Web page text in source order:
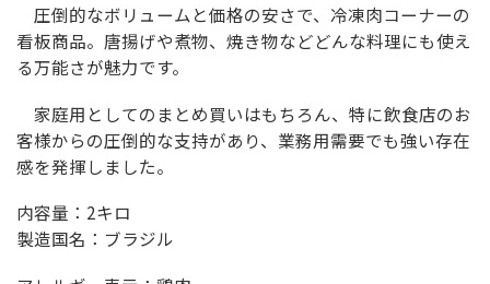
圧倒的なボリュームと価格の安さで、冷凍肉コーナーの
看板商品。唐揚げや煮物、焼き物などどんな料理にも使え
る万能さが魅力です。
家庭用としてのまとめ買いはもちろん、特に飲食店のお
客様からの圧倒的な支持があり、業務用需要でも強い存在
感を発揮しました。
内容量：2キロ
製造国名：ブラジル